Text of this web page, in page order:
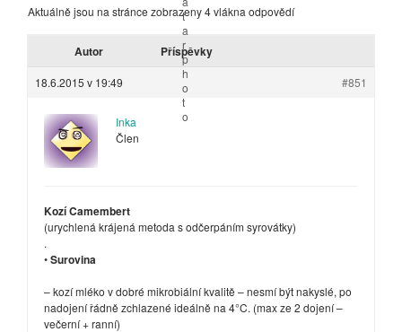
Aktuálně jsou na stránce zobrazeny 4 vlákna odpovědí
Autor Příspěvky
18.6.2015 v 19:49 #851
Inka
Člen
Kozí Camembert
(urychlená krájená metoda s odčerpáním syrovátky)
.
•Surovina
– kozí mléko v dobré mikrobiální kvalitě – nesmí být nakyslé, po
nadojení řádně zchlazené ideálně na 4°C. (max ze 2 dojení –
večerní + ranní)